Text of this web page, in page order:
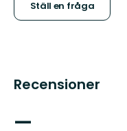
Ställ en fråga
Recensioner
—